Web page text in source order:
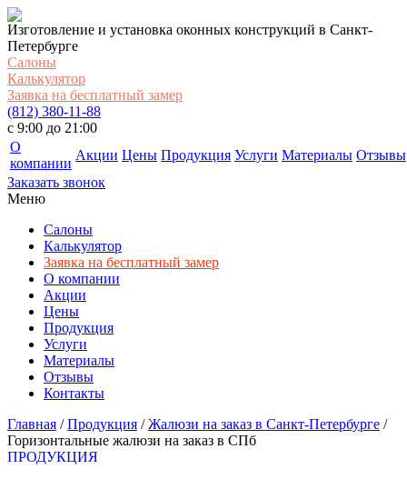
Изготовление и установка оконных конструкций в Санкт-
Петербурге
Салоны
Калькулятор
Заявка на бесплатный замер
(812) 380-11-88
c 9:00 до 21:00
О
компании
Акции Цены Продукция Услуги Материалы Отзывы
Заказать звонок
Меню
Салоны
Калькулятор
Заявка на бесплатный замер
О компании
Акции
Цены
Продукция
Услуги
Материалы
Отзывы
Контакты
Главная /Продукция /Жалюзи на заказ в Санкт-Петербурге /
Горизонтальные жалюзи на заказ в СПб
ПРОДУКЦИЯ